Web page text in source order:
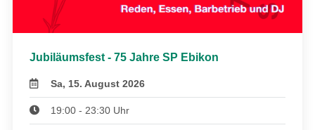
Jubiläumsfest - 75 Jahre SP Ebikon
Sa, 15. August 2026
19:00 - 23:30 Uhr